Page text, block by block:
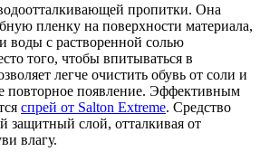
пропитки. Она
пленку на поверхности материала,
воды с растворенной солью
того, чтобы впитываться в
легче очистить обувь от соли и
повторное появление. Эффективным
спрей от Salton Extreme. Средство
защитный слой, отталкивая от
влагу.